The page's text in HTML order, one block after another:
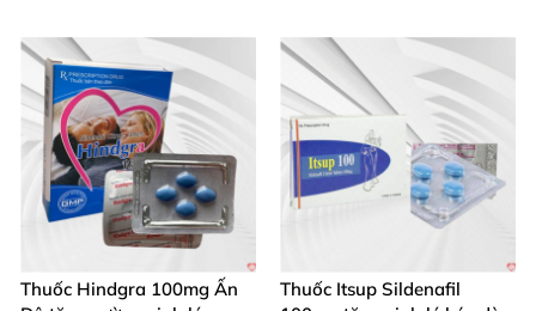
Thuốc Hindgra 100mg Ấn
Thuốc Itsup Sildenafil